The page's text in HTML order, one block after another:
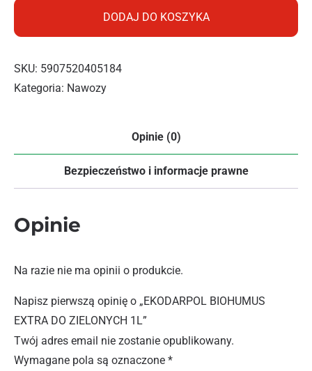
DODAJ DO KOSZYKA
SKU: 5907520405184
Kategoria: Nawozy
Opinie (0)
Bezpieczeństwo i informacje prawne
Opinie
Na razie nie ma opinii o produkcie.
Napisz pierwszą opinię o „EKODARPOL BIOHUMUS
EXTRA DO ZIELONYCH 1L”
Twój adres email nie zostanie opublikowany.
Wymagane pola są oznaczone *